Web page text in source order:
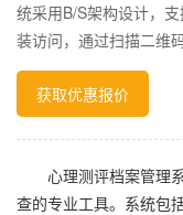
统采用B/S架构设计，
装访问，通过扫描二维
获取优惠报价
心理测评档案管理
查的专业工具。系统包